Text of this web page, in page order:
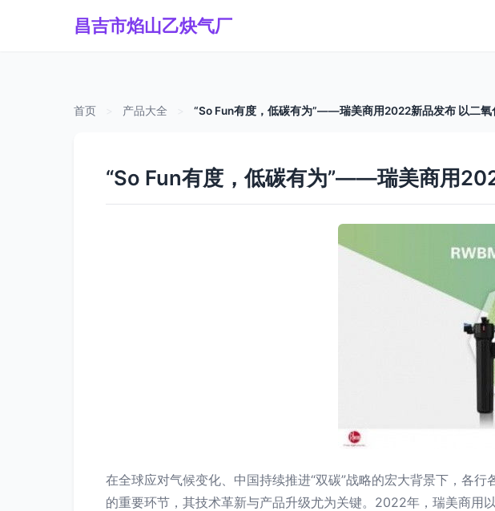
昌吉市焰山乙炔气厂
首页 产品大全 “So Fun有度，低碳有为”——瑞美商用2022新品发布 以二氧
“So Fun有度，低碳有为”——瑞美商用
在全球应对气候变化、中国持续推进“双碳”战略的宏大背景下，各
的重要环节，其技术革新与产品升级尤为关键。2022年，瑞美商用